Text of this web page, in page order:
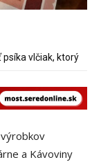
vlčiak, ktorý
a Kávoviny